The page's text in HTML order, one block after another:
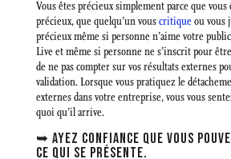
Vous êtes précieux simplement parce que vous
précieux, que quelqu’un vouscritiqueou vous
précieux même si personne n’aime votre
Live et même si personne ne s’inscrit pour
de ne pas compter sur vos résultats externes
validation. Lorsque vous pratiquez le
externes dans votre entreprise, vous vous
quoi qu’il arrive.
➥ AYEZ CONFIANCE QUE VOUS
CE QUI SE PRÉSENTE.